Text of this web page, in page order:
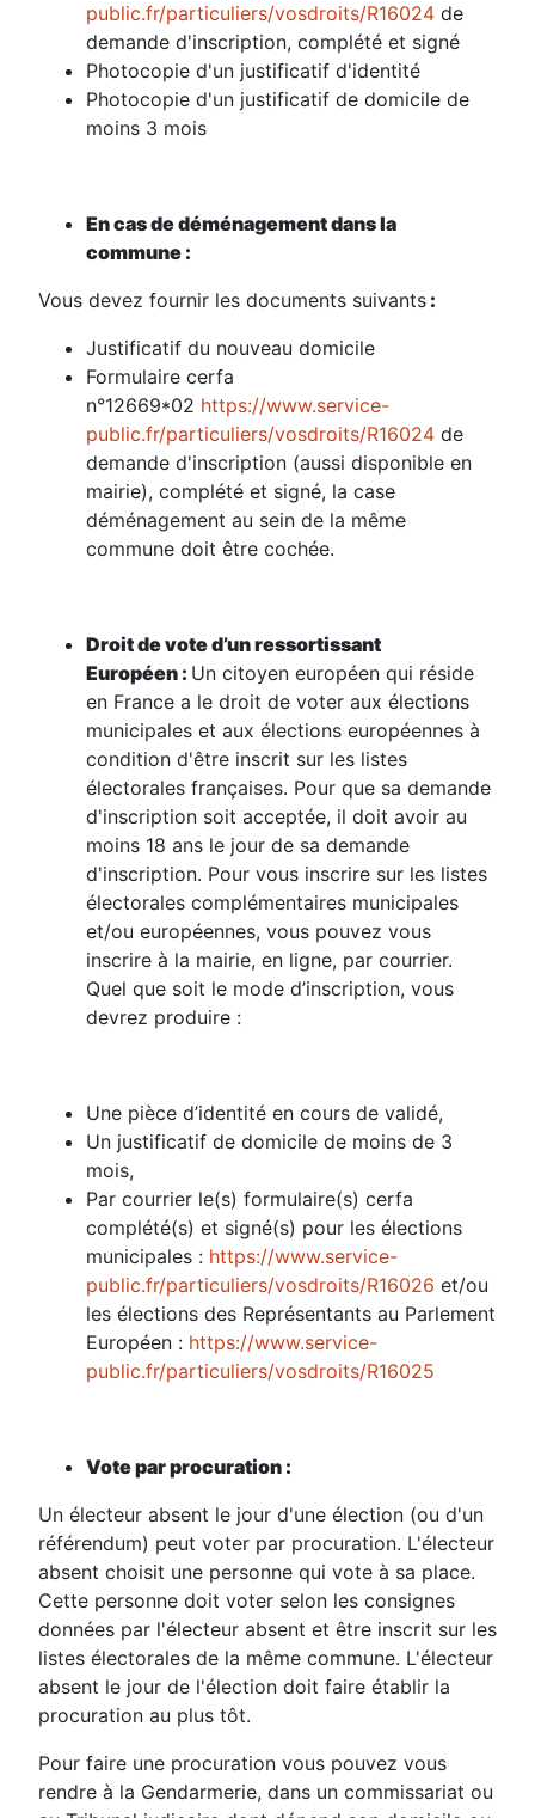
public.fr/particuliers/vosdroits/R16024 de
demande d'inscription, complété et signé
Photocopie d'un justificatif d'identité
Photocopie d'un justificatif de domicile de
moins 3 mois
En cas de déménagement dans la
commune :
Vous devez fournir les documents suivants :
Justificatif du nouveau domicile
Formulaire cerfa
n°12669*02 https://www.service-
public.fr/particuliers/vosdroits/R16024 de
demande d'inscription (aussi disponible en
mairie), complété et signé, la case
déménagement au sein de la même
commune doit être cochée.
Droit de vote d’un ressortissant
Européen : Un citoyen européen qui réside
en France a le droit de voter aux élections
municipales et aux élections européennes à
condition d'être inscrit sur les listes
électorales françaises. Pour que sa demande
d'inscription soit acceptée, il doit avoir au
moins 18 ans le jour de sa demande
d'inscription. Pour vous inscrire sur les listes
électorales complémentaires municipales
et/ou européennes, vous pouvez vous
inscrire à la mairie, en ligne, par courrier.
Quel que soit le mode d’inscription, vous
devrez produire :
Une pièce d’identité en cours de validé,
Un justificatif de domicile de moins de 3
mois,
Par courrier le(s) formulaire(s) cerfa
complété(s) et signé(s) pour les élections
municipales : https://www.service-
public.fr/particuliers/vosdroits/R16026 et/ou
les élections des Représentants au Parlement
Européen : https://www.service-
public.fr/particuliers/vosdroits/R16025
Vote par procuration :
Un électeur absent le jour d'une élection (ou d'un
référendum) peut voter par procuration. L'électeur
absent choisit une personne qui vote à sa place.
Cette personne doit voter selon les consignes
données par l'électeur absent et être inscrit sur les
listes électorales de la même commune. L'électeur
absent le jour de l'élection doit faire établir la
procuration au plus tôt.
Pour faire une procuration vous pouvez vous
rendre à la Gendarmerie, dans un commissariat ou